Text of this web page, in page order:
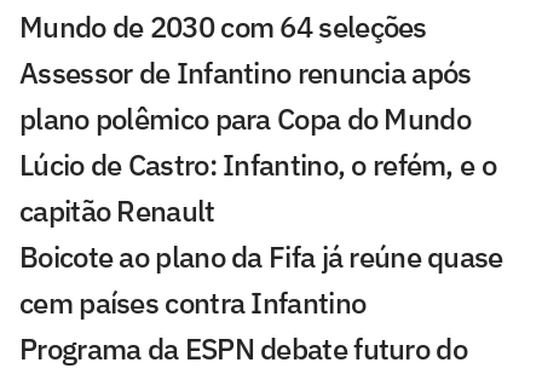
Mundo de 2030 com 64 seleções
Assessor de Infantino renuncia após
plano polêmico para Copa do Mundo
Lúcio de Castro: Infantino, o refém, e o
capitão Renault
Boicote ao plano da Fifa já reúne quase
cem países contra Infantino
Programa da ESPN debate futuro do